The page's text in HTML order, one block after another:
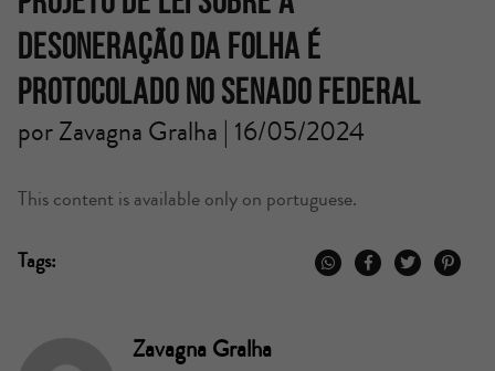
DESONERAÇÃO DA FOLHA É
PROTOCOLADO NO SENADO FEDERAL
por Zavagna Gralha | 16/05/2024
This content is available only on portuguese.
Tags:
Zavagna Gralha